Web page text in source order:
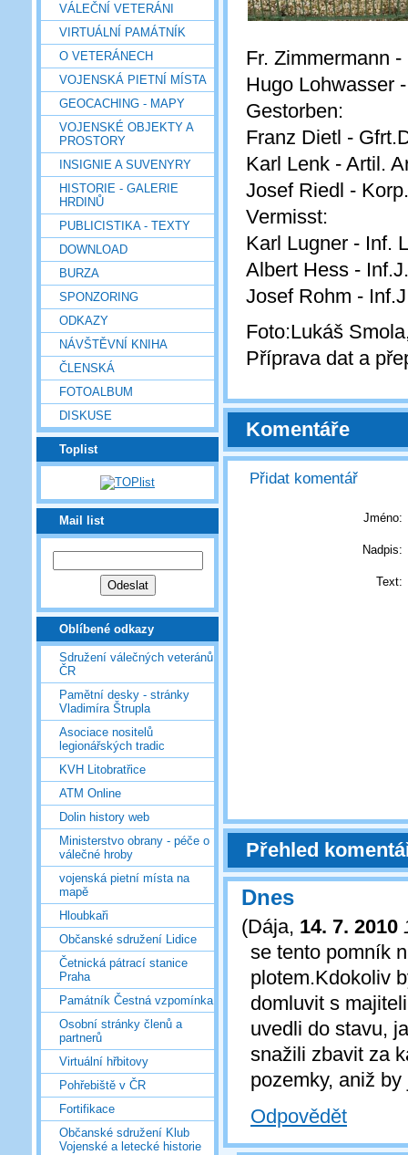
VÁLEČNÍ VETERÁNI
VIRTUÁLNÍ PAMÁTNÍK
O VETERÁNECH
VOJENSKÁ PIETNÍ MÍSTA
GEOCACHING - MAPY
VOJENSKÉ OBJEKTY A
PROSTORY
INSIGNIE A SUVENYRY
HISTORIE - GALERIE
HRDINŮ
PUBLICISTIKA - TEXTY
DOWNLOAD
BURZA
SPONZORING
ODKAZY
NÁVŠTĚVNÍ KNIHA
ČLENSKÁ
FOTOALBUM
DISKUSE
Toplist
Mail list
Oblíbené odkazy
Sdružení válečných veteránů
ČR
Pamětní desky - stránky
Vladimíra Štrupla
Asociace nositelů
legionářských tradic
KVH Litobratřice
ATM Online
Dolin history web
Ministerstvo obrany - péče o
válečné hroby
vojenská pietní místa na
mapě
Hloubkaři
Občanské sdružení Lidice
Četnická pátrací stanice
Praha
Památník Čestná vzpomínka
Osobní stránky členů a
partnerů
Virtuální hřbitovy
Pohřebiště v ČR
Fortifikace
Občanské sdružení Klub
Vojenské a letecké historie
Fr. Zimmermann
Hugo Lohwasser
Gestorben:
Franz Dietl -
Karl Lenk - Artil.
Josef Riedl -
Vermisst:
Karl Lugner - Inf.
Albert Hess -
Josef Rohm -
Foto:Lukáš
Příprava dat a
Komentáře
Přidat komentář
Jméno:
Nadpis:
Text:
Přehled
Dnes
(Dája, 14. 7. 2010
se tento pomník
plotem.Kdokoliv
domluvit s
uvedli do stavu,
snažili zbavit za
pozemky, aniž
Odpovědět